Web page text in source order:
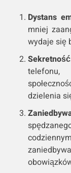
Dystans
mniej
wydaje się
dzielenia